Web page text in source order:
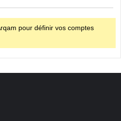
pour définir vos comptes